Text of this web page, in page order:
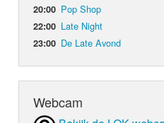
20:00 Pop Shop
22:00 Late Night
23:00 De Late Avond
Webcam